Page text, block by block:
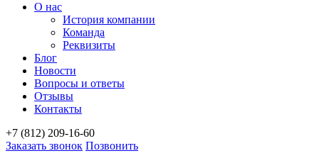
О нас
История компании
Команда
Реквизиты
Блог
Новости
Вопросы и ответы
Отзывы
Контакты
+7 (812) 209-16-60
Заказать звонок Позвонить